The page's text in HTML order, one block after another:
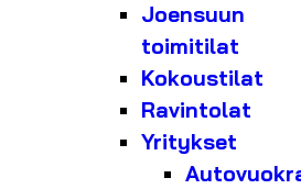
Joensuun
toimitilat
Kokoustilat
Ravintolat
Yritykset